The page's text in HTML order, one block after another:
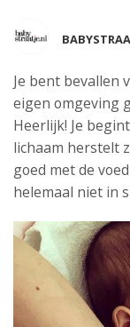
Je bent bevallen
eigen omgeving
Heerlijk! Je
lichaam herstelt
goed met de
helemaal niet in